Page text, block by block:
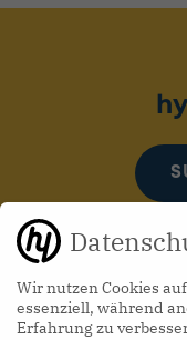
Wir nutzen Cookies
essenziell, während
Erfahrung zu